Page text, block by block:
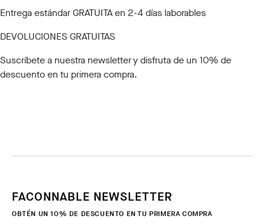
Entrega estándar GRATUITA en 2-4 días laborables
DEVOLUCIONES GRATUITAS
Suscríbete a nuestra newslettery disfruta de un 10% de
descuento en tu primera compra.
FACONNABLE NEWSLETTER
OBTÉN UN 10% DE DESCUENTO EN TU PRIMERA COMPRA